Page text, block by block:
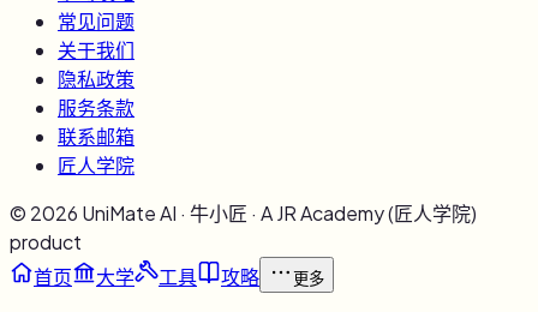
常见问题
关于我们
隐私政策
服务条款
联系邮箱
匠人学院
© 2026 UniMate AI · 牛小匠 · A JR Academy (匠人学院)
product
首页
大学 工具 攻略 更多